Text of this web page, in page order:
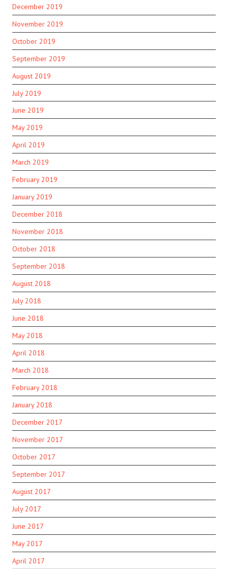
December 2019
November 2019
October 2019
September 2019
August 2019
July 2019
June 2019
May 2019
April 2019
March 2019
February 2019
January 2019
December 2018
November 2018
October 2018
September 2018
August 2018
July 2018
June 2018
May 2018
April 2018
March 2018
February 2018
January 2018
December 2017
November 2017
October 2017
September 2017
August 2017
July 2017
June 2017
May 2017
April 2017